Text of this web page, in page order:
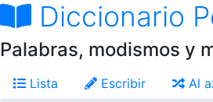
Diccionario
Palabras, modismos y
Lista Escribir Al